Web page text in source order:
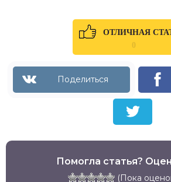
ОТЛИЧНАЯ
0
Помогла статья?
(Пока